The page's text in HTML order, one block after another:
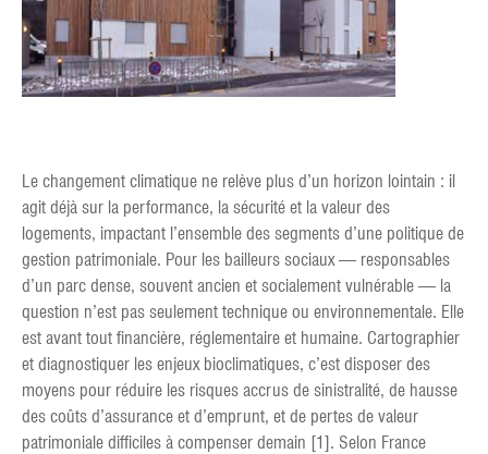
Le changement climatique ne relève plus d’un horizon lointain : il
agit déjà sur la performance, la sécurité et la valeur des
logements, impactant l’ensemble des segments d’une politique de
gestion patrimoniale. Pour les bailleurs sociaux — responsables
d’un parc dense, souvent ancien et socialement vulnérable — la
question n’est pas seulement technique ou environnementale. Elle
est avant tout financière, réglementaire et humaine. Cartographier
et diagnostiquer les enjeux bioclimatiques, c’est disposer des
moyens pour réduire les risques accrus de sinistralité, de hausse
des coûts d’assurance et d’emprunt, et de pertes de valeur
patrimoniale difficiles à compenser demain [1]. Selon France